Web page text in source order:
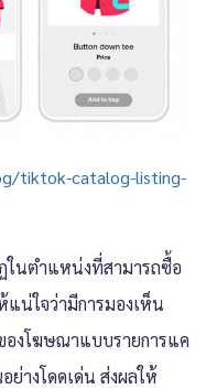
tiktok-catalog-listing-
ในตำแหน่งที่สามารถซื้อ
แน่ใจว่ามีการมองเห็น
องโฆษณาแบบรายการแค
างโดดเด่น ส่งผลให้